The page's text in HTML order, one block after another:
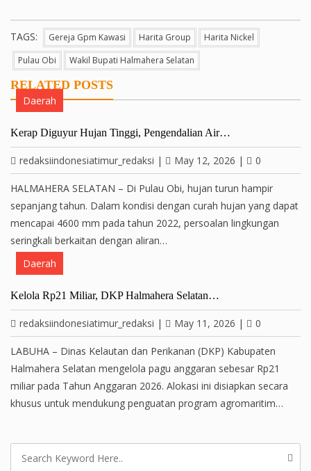
TAGS: Gereja Gpm Kawasi Harita Group
Harita Nickel
Pulau Obi
Wakil Bupati Halmahera Selatan
RELATED POSTS
Daerah
Kerap Diguyur Hujan Tinggi, Pengendalian Air…
redaksiindonesiatimur_redaksi | May 12, 2026 | 0
HALMAHERA SELATAN – Di Pulau Obi, hujan turun hampir
sepanjang tahun. Dalam kondisi dengan curah hujan yang dapat
mencapai 4600 mm pada tahun 2022, persoalan lingkungan
seringkali berkaitan dengan aliran…
Daerah
Kelola Rp21 Miliar, DKP Halmahera Selatan…
redaksiindonesiatimur_redaksi | May 11, 2026 | 0
LABUHA – Dinas Kelautan dan Perikanan (DKP) Kabupaten
Halmahera Selatan mengelola pagu anggaran sebesar Rp21
miliar pada Tahun Anggaran 2026. Alokasi ini disiapkan secara
khusus untuk mendukung penguatan program agromaritim…